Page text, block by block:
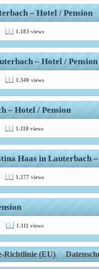
– Hotel / Pension
1.183 views
– Hotel / Pension
1.340 views
– Hotel / Pension
1.110 views
Haas in Lauterbach –
1.277 views
1.111 views
Richtlinie (EU)